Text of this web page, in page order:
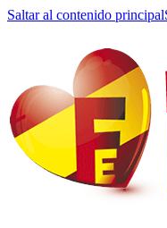
Saltar al contenido principal